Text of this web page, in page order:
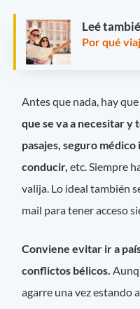
Leé
Por qué
Antes que nada, hay que
que se va a necesitar y
pasajes, seguro
conducir,etc. Siempre
valija. Lo ideal también
mail para tener acceso
Conviene evitar ir a
conflictos bélicos.
agarre una vez estando